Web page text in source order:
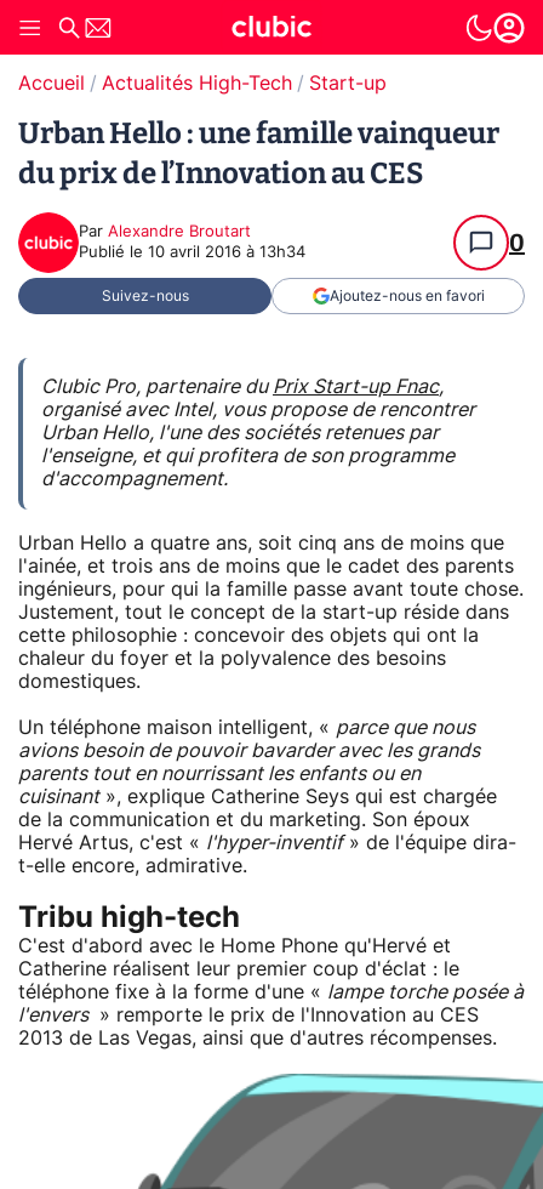
Accueil Actualités High-Tech Start-up
Urban Hello : une famille vainqueur
du prix de l’Innovation au CES
Par Alexandre Broutart
Publié le 10 avril 2016 à 13h34 0
Suivez-nous Ajoutez-nous en favori
Clubic Pro, partenaire duPrix Start-up Fnac,
organisé avec Intel, vous propose de rencontrer
Urban Hello, l'une des sociétés retenues par
l'enseigne, et qui profitera de son programme
d'accompagnement.
Urban Hello a quatre ans, soit cinq ans de moins que
l'ainée, et trois ans de moins que le cadet des parents
ingénieurs, pour qui la famille passe avant toute chose.
Justement, tout le concept de la start-up réside dans
cette philosophie : concevoir des objets qui ont la
chaleur du foyer et la polyvalence des besoins
domestiques.
Un téléphone maison intelligent, « parce que nous
avions besoin de pouvoir bavarder avec les grands
parents tout en nourrissant les enfants ou en
cuisinant», explique Catherine Seys qui est chargée
de la communication et du marketing. Son époux
Hervé Artus, c'est « l'hyper-inventif» de l'équipe dira-
t-elle encore, admirative.
Tribu high-tech
C'est d'abord avec le Home Phone qu'Hervé et
Catherine réalisent leur premier coup d'éclat : le
téléphone fixe à la forme d'une « lampe torche posée à
l'envers » remporte le prix de l'Innovation au CES
2013 de Las Vegas, ainsi que d'autres récompenses.